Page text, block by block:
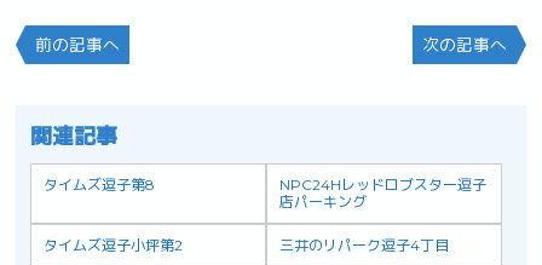
前の記事へ 次の記事へ
関連記事
タイムズ逗子第8
NPC24Hレッドロブスター逗子
店パーキング
タイムズ逗子小坪第2 三井のリパーク逗子4丁目